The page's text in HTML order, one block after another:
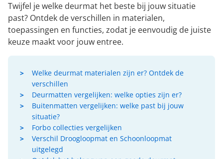
Twijfel je welke deurmat het beste bij jouw situatie
past? Ontdek de verschillen in materialen,
toepassingen en functies, zodat je eenvoudig de juiste
keuze maakt voor jouw entree.
Welke deurmat materialen zijn er? Ontdek de
verschillen
Deurmatten vergelijken: welke opties zijn er?
Buitenmatten vergelijken: welke past bij jouw
situatie?
Forbo collecties vergelijken
Verschil Droogloopmat en Schoonloopmat
uitgelegd